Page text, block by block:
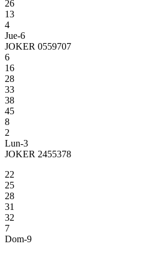
26
13
4
Jue-6
JOKER 0559707
6
16
28
33
38
45
8
2
Lun-3
JOKER 2455378
22
25
28
31
32
7
Dom-9